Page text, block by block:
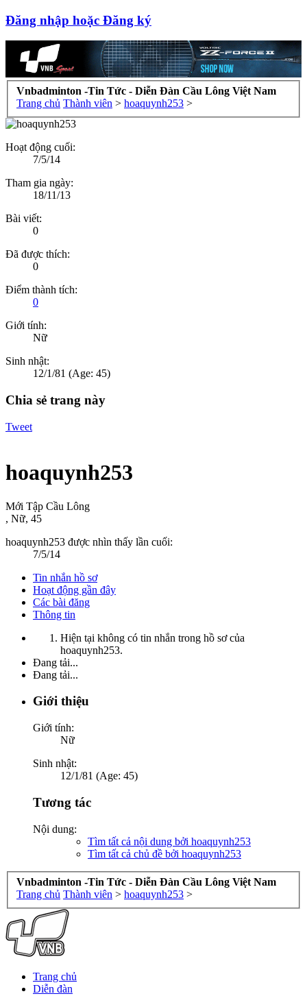
Đăng nhập hoặc Đăng ký
Vnbadminton -Tin Tức - Diễn Đàn Cầu Lông Việt Nam
Trang chủ Thành viên > hoaquynh253 >
Hoạt động cuối:
7/5/14
Tham gia ngày:
18/11/13
Bài viết:
0
Đã được thích:
0
Điểm thành tích:
0
Giới tính:
Nữ
Sinh nhật:
12/1/81 (Age: 45)
Chia sẻ trang này
Tweet
hoaquynh253
Mới Tập Cầu Lông
, Nữ, 45
hoaquynh253 được nhìn thấy lần cuối:
7/5/14
Tin nhắn hồ sơ
Hoạt động gần đây
Các bài đăng
Thông tin
Hiện tại không có tin nhắn trong hồ sơ của
hoaquynh253.
Đang tải...
Đang tải...
Giới thiệu
Giới tính:
Nữ
Sinh nhật:
12/1/81 (Age: 45)
Tương tác
Nội dung:
Tìm tất cả nội dung bởi hoaquynh253
Tìm tất cả chủ đề bởi hoaquynh253
Vnbadminton -Tin Tức - Diễn Đàn Cầu Lông Việt Nam
Trang chủ Thành viên > hoaquynh253 >
Trang chủ
Diễn đàn